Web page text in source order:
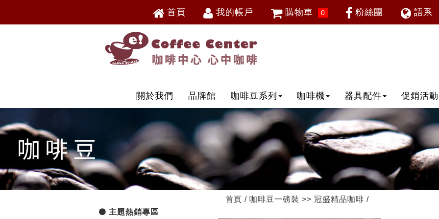
首頁 我的帳戶
忘記密碼
加入會員
VIP申請
購物車 0 粉絲團 語系
關於我們 品牌館 咖啡豆系列 咖啡機 器具配件 促銷活動
主題熱銷專區
首頁 / 咖啡豆一磅裝 >> 冠盛精品咖啡 /